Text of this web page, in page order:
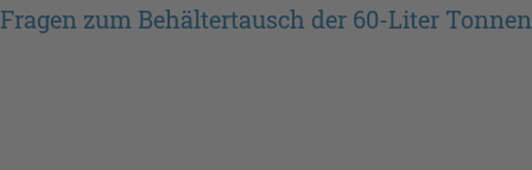
Fragen zum Behältertausch der 60-Liter Tonnen